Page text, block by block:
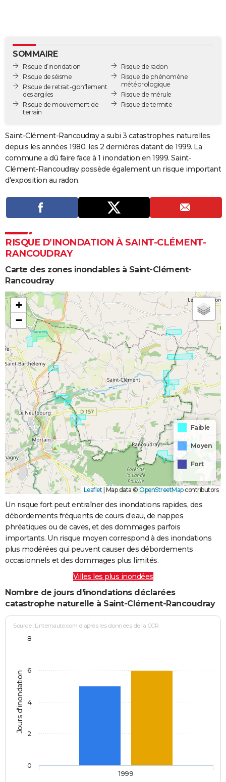
BONS PLANS
CARTE DE VOEUX
Carte de Noël
Carte Bonne année
Carte Saint-Valentin
Carte Pâques
Carte d'anniversaire
DICTIONNAIRE
Dictionnaire
Biographies
Citations
Expressions
Proverbes
PROGRAMME TV
COPAINS D'AVANT
S'inscrire
Se connecter
Lycées
Collèges
Primaires
Universités
Entreprises
Service militaire
Avis de recherche
AVIS DE DÉCÈS
FORUM
SOMMAIRE
Risque d’inondation
Risque de séisme
Risque de retrait-gonflement
des argiles
Risque de mouvement de
terrain
Risque de radon
Risque de phénomène
météorologique
Risque de mérule
Risque de termite
Saint-Clément-Rancoudray a subi 3 catastrophes naturelles
depuis les années 1980, les 2 dernières datant de 1999. La
commune a dû faire face à 1 inondation en 1999. Saint-
Clément-Rancoudray possède également un risque important
d'exposition au radon.
RISQUE D’INONDATION À SAINT-CLÉMENT-
RANCOUDRAY
Carte des zones inondables à Saint-Clément-
Rancoudray
+
−
Faible
Moyen
Fort
Leaflet | Map data © OpenStreetMapcontributors
Un risque fort peut entraîner des inondations rapides, des
débordements fréquents de cours d’eau, de nappes
phréatiques ou de caves, et des dommages parfois
importants. Un risque moyen correspond à des inondations
plus modérées qui peuvent causer des débordements
occasionnels et des dommages plus limités.
Villes les plus inondées
Nombre de jours d'inondations déclarées
catastrophe naturelle à Saint-Clément-Rancoudray
Jours d'inondation
Source : Linternaute.com d'après les données de la CCR
1999
0
2
4
6
8